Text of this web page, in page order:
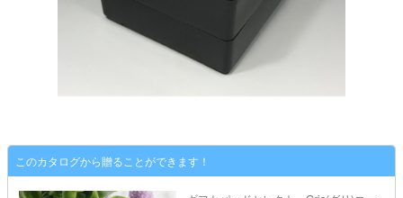
このカタログから贈ることができます！